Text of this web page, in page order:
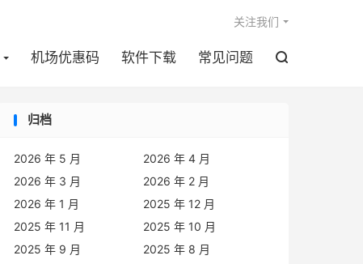
机场优惠码 软件下载 常见问题 
关注我们
归档
2026 年 5 月
2026 年 4 月
2026 年 3 月
2026 年 2 月
2026 年 1 月
2025 年 12 月
2025 年 11 月
2025 年 10 月
2025 年 9 月
2025 年 8 月